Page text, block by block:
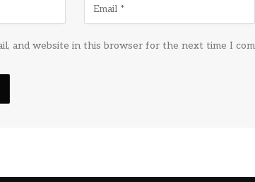
and website in this browser for the next time I